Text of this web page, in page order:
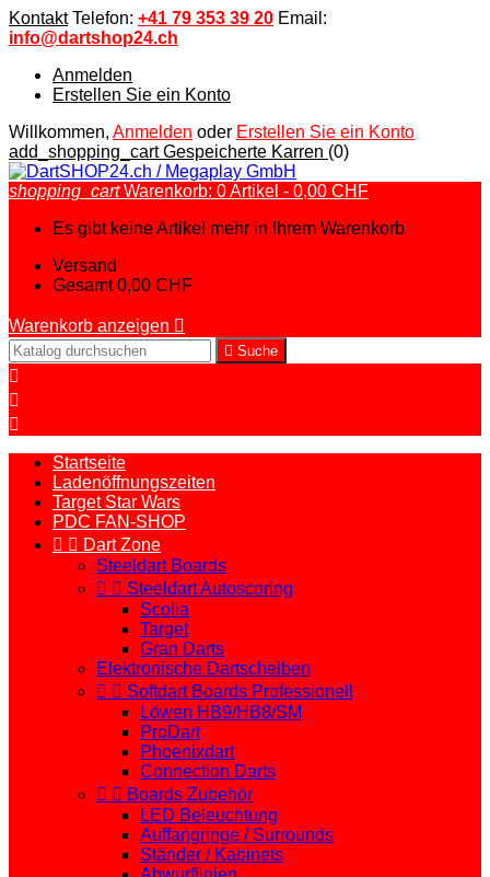
Kontakt Telefon: +41 79 353 39 20 Email:
info@dartshop24.ch
Anmelden
Erstellen Sie ein Konto
Willkommen, Anmelden oder Erstellen Sie ein Konto
add_shopping_cartGespeicherte Karren (0)
shopping_cart Warenkorb: 0Artikel - 0,00 CHF
Es gibt keine Artikel mehr in Ihrem Warenkorb
Versand
Gesamt 0,00 CHF
Warenkorb anzeigen 
 Suche



Startseite
Ladenöffnungszeiten
Target Star Wars
PDC FAN-SHOP
  Dart Zone
Steeldart Boards
  Steeldart Autoscoring
Scolia
Target
Gran Darts
Elektronische Dartscheiben
  Softdart Boards Professionell
Löwen HB9/HB8/SM
ProDart
Phoenixdart
Connection Darts
  Boards Zubehör
LED Beleuchtung
Auffangringe / Surrounds
Ständer / Kabinets